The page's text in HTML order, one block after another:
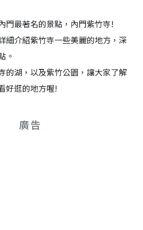
門最著名的景點，內門紫竹寺!
細介紹紫竹寺一些美麗的地方，深
。
的湖，以及紫竹公園，讓大家了解
好逛的地方喔!
廣告